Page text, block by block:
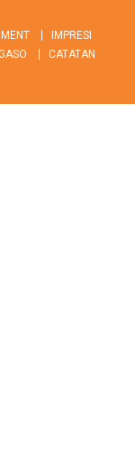
IMPRESI
CATATAN